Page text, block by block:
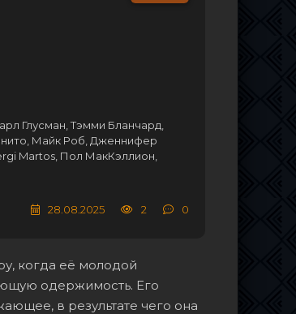
Глусман, Тэмми Бланчард,
Майк Роб, Дженнифер
Martos, Пол МакКэллион,
28.08.2025 2 0
когда её молодой
одержимость. Его
в результате чего она